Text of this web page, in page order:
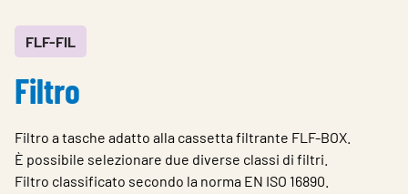
Su Lindab
Su Tecnovent
Download
FLF-FIL
Filtro
Filtro a tasche adatto alla cassetta filtrante FLF-BOX.
È possibile selezionare due diverse classi di filtri.
Filtro classificato secondo la norma EN ISO 16890.